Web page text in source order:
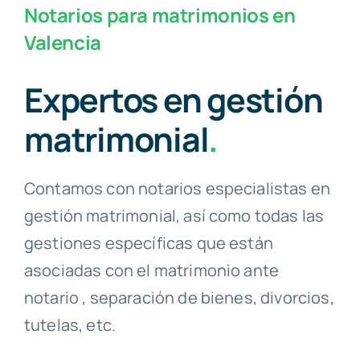
Notarios para matrimonios en
Valencia
Expertos en gestión
matrimonial.
Contamos con notarios especialistas en
gestión matrimonial, así como todas las
gestiones específicas que están
asociadas con el matrimonio ante
notario , separación de bienes, divorcios,
tutelas, etc.